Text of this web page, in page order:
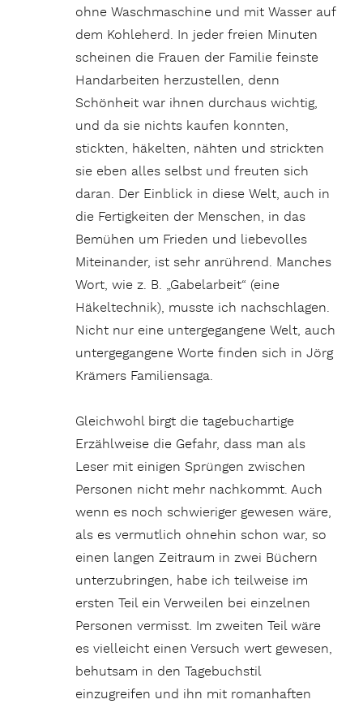
ohne Waschmaschine und mit Wasser auf
dem Kohleherd. In jeder freien Minuten
scheinen die Frauen der Familie feinste
Handarbeiten herzustellen, denn
Schönheit war ihnen durchaus wichtig,
und da sie nichts kaufen konnten,
stickten, häkelten, nähten und strickten
sie eben alles selbst und freuten sich
daran. Der Einblick in diese Welt, auch in
die Fertigkeiten der Menschen, in das
Bemühen um Frieden und liebevolles
Miteinander, ist sehr anrührend. Manches
Wort, wie z. B. „Gabelarbeit“ (eine
Häkeltechnik), musste ich nachschlagen.
Nicht nur eine untergegangene Welt, auch
untergegangene Worte finden sich in Jörg
Krämers Familiensaga.
Gleichwohl birgt die tagebuchartige
Erzählweise die Gefahr, dass man als
Leser mit einigen Sprüngen zwischen
Personen nicht mehr nachkommt. Auch
wenn es noch schwieriger gewesen wäre,
als es vermutlich ohnehin schon war, so
einen langen Zeitraum in zwei Büchern
unterzubringen, habe ich teilweise im
ersten Teil ein Verweilen bei einzelnen
Personen vermisst. Im zweiten Teil wäre
es vielleicht einen Versuch wert gewesen,
behutsam in den Tagebuchstil
einzugreifen und ihn mit romanhaften